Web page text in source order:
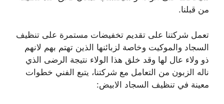
من قبلنا.
تعمل شركتنا على تقديم تخفيضات مستمرة على تنظيف
السجاد والموكيت وخاصة لزبائنها الذين تهتم بهم لانهم
ذو ولاء عال لها وقد خلق هذا الولاء نتيجة الرضى الذي
ناله الزبون من التعامل مع شركتنا، يتبع الفني خطوات
معينة في تنظيف السجاد الابيض: